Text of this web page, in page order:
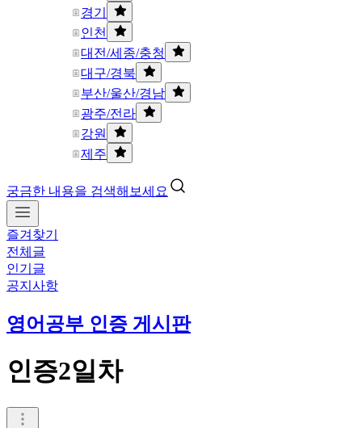
경기
인천
대전/세종/충청
대구/경북
부산/울산/경남
광주/전라
강원
제주
궁금한 내용을 검색해보세요
즐겨찾기
전체글
인기글
공지사항
영어공부 인증 게시판
인증2일차